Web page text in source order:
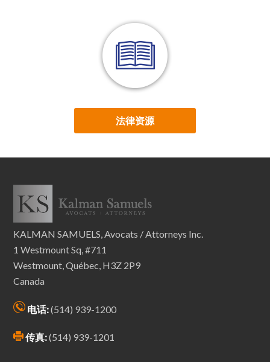
法律资源
KALMAN SAMUELS, Avocats / Attorneys Inc.
1 Westmount Sq, #711
Westmount, Québec, H3Z 2P9
Canada
电话:(514) 939-1200
传真:(514) 939-1201